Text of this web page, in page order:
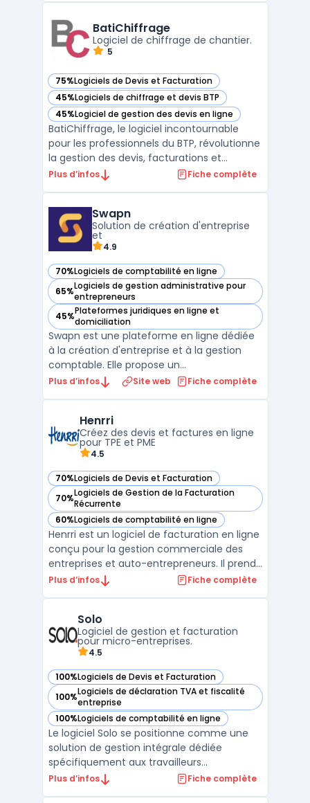
ventes et de la trésorerie en offrant une
vue d'ensemble des factures ...
BatiChiffrage
Logiciel de chiffrage de chantier.
5
75%Logiciels de Devis et Facturation
— voir BatiChiffrage dans cette catégorie
45%Logiciels de chiffrage et devis BTP
— voir BatiChiffrage dans cette catégorie
45%Logiciel de gestion des devis en ligne
— voir BatiChiffrage dans cette catégorie
BatiChiffrage, le logiciel incontournable
pour les professionnels du BTP, révolutionne
la gestion des devis, facturations et
chiffrages. Conçu spécifiquement pour les
et précise des coûts, grâce à une base de d
Plus d’infos Fiche complète
Swapn
Solution de création d'entreprise
et
4.9
70%Logiciels de comptabilité en ligne
— voir Swapn dans cette catégorie
65%Logiciels de gestion administrative pour
entrepreneurs
— voir Swapn dans cette catégorie
45%Plateformes juridiques en ligne et
domiciliation
— voir Swapn dans cette catégorie
Swapn est une plateforme en ligne dédiée
à la création d'entreprise et à la gestion
comptable. Elle propose un
accompagnement personnalisé pour les
société. Swapn se distingue par des tarifs
attractifs, offrant la cré ...
Plus d’infos Site web Fiche complète
Henrri
Créez des devis et factures en ligne
pour TPE et PME
4.5
70%Logiciels de Devis et Facturation
— voir Henrri dans cette catégorie
70%Logiciels de Gestion de la Facturation
Récurrente
— voir Henrri dans cette catégorie
60%Logiciels de comptabilité en ligne
— voir Henrri dans cette catégorie
Henrri est un logiciel de facturation en ligne
conçu pour la gestion commerciale des
entreprises et auto-entrepreneurs. Il prend
en compte les besoins concrets des TPE,
réglementation française, y compris la
conformité an ...
Plus d’infos Fiche complète
Solo
Logiciel de gestion et facturation
pour micro-entreprises.
4.5
100%Logiciels de Devis et Facturation
— voir Solo dans cette catégorie
100%Logiciels de déclaration TVA et fiscalité
entreprise
— voir Solo dans cette catégorie
100%Logiciels de comptabilité en ligne
— voir Solo dans cette catégorie
Le logiciel Solo se positionne comme une
solution de gestion intégrale dédiée
spécifiquement aux travailleurs
indépendants sous le régime de la micro-
Plus d’infos Fiche complète